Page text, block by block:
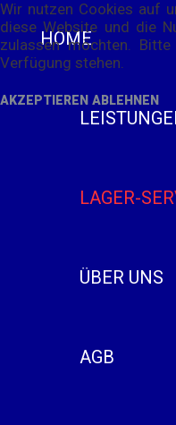
HOME
LAGER-
ÜBER UNS
AGB
Wir nutzen Cookies auf
diese Website und die
zulassen möchten.
Verfügung stehen.
AKZEPTIEREN ABLEHNEN